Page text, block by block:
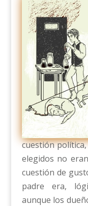
cuestión
elegidos no
cuestión de
padre era,
aunque los